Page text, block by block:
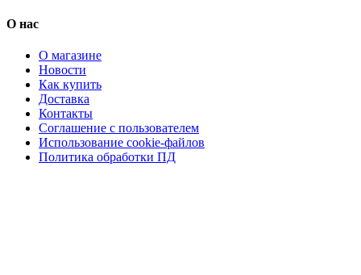
О нас
О магазине
Новости
Как купить
Доставка
Контакты
Соглашение с пользователем
Использование cookie-файлов
Политика обработки ПД